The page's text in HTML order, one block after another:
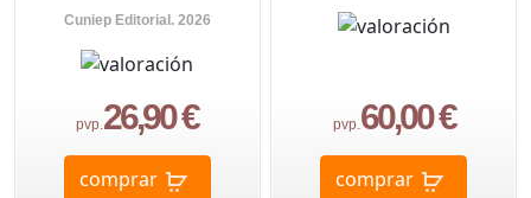
Cuniep Editorial. 2026
pvp.26,90 €
comprar
pvp.60,00 €
comprar